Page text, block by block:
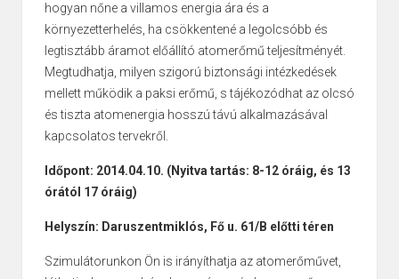
hogyan nőne a villamos energia ára és a
környezetterhelés, ha csökkentené a legolcsóbb és
legtisztább áramot előállító atomerőmű teljesítményét.
Megtudhatja, milyen szigorú biztonsági intézkedések
mellett működik a paksi erőmű, s tájékozódhat az olcsó
és tiszta atomenergia hosszú távú alkalmazásával
kapcsolatos tervekről.
Időpont: 2014.04.10. (Nyitva tartás: 8-12 óráig, és 13
órától 17 óráig)
Helyszín: Daruszentmiklós, Fő u. 61/B előtti téren
Szimulátorunkon Ön is irányíthatja az atomerőművet,